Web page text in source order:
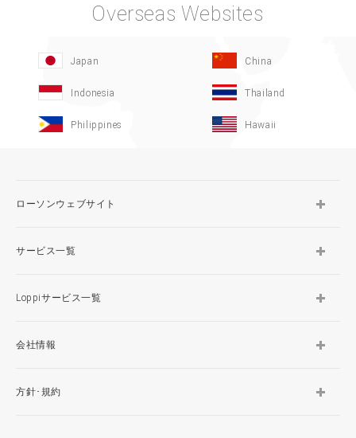
Overseas Websites
Japan China
Indonesia Thailand
Philippines Hawaii
ローソンウェブサイト
サービス一覧
Loppiサービス一覧
会社情報
方針･規約